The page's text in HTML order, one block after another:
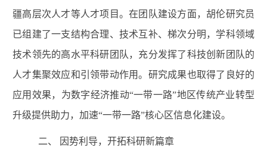
疆高层次人才等人才项目。在团队建设方面，胡伦研究员
已组建了一支结构合理、技术互补、梯次分明，学科领域
技术领先的高水平科研团队，充分发挥了科技创新团队的
人才集聚效应和引领带动作用。研究成果也取得了良好的
应用效果，为数字经济推动“一带一路”地区传统产业转型
升级提供助力，加速“一带一路”核心区信息化建设。
二、 因势利导，开拓科研新篇章